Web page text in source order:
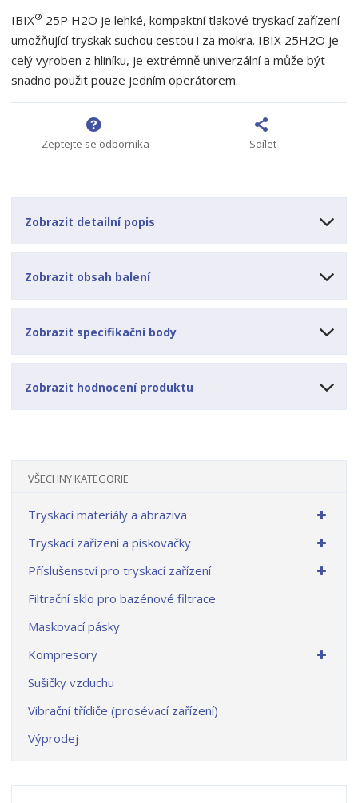
p
o
č
e
t
t
m
n
o
s
m
n
o
ž
s
t
IBIX® 25P H2O je lehké, kompaktní tlakové tryskací zařízení
umožňující tryskak suchou cestou i za mokra. IBIX 25H2O je
celý vyroben z hliníku, je extrémně univerzální a může být
snadno použit pouze jedním operátorem.
Zeptejte se odborníka Sdílet
Zobrazit detailní popis
Zobrazit obsah balení
Zobrazit specifikační body
Zobrazit hodnocení produktu
VŠECHNY KATEGORIE
Tryskací materiály a abraziva
Tryskací zařízení a pískovačky
Příslušenství pro tryskací zařízení
Filtrační sklo pro bazénové filtrace
Maskovací pásky
Kompresory
Sušičky vzduchu
Vibrační třídiče (prosévací zařízení)
Výprodej